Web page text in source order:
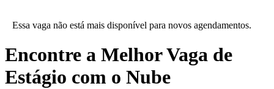
Essa vaga não está mais disponível para novos agendamentos.
Encontre a Melhor Vaga de
Estágio com o Nube